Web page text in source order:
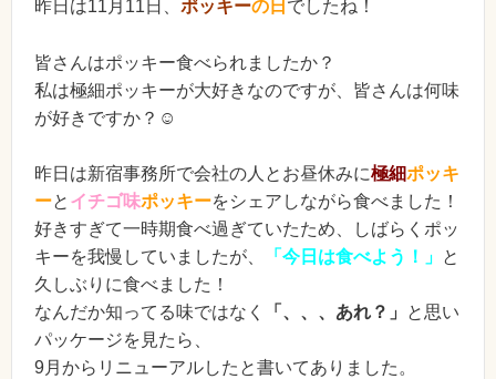
昨日は11月11日、 ポッキーの日 でしたね！
皆さんはポッキー食べられましたか？
私は極細ポッキーが大好きなのですが、皆さんは何味
が好きですか？☺️
昨日は新宿事務所で会社の人とお昼休みに極細ポッキ
ーと イチゴ味ポッキーをシェアしながら食べました！
好きすぎて一時期食べ過ぎていたため、しばらくポッ
キーを我慢していましたが、
「今日は食べよう！」 と
久しぶりに食べました！
なんだか知ってる味ではなく
「、、、あれ？」
と思い
パッケージを見たら、
9月からリニューアルしたと書いてありました。